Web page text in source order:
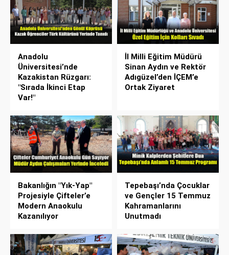
Anadolu
Üniversitesi’nde
Kazakistan Rüzgarı:
"Sırada İkinci Etap
Var!"
İl Milli Eğitim Müdürü
Sinan Aydın ve Rektör
Adıgüzel’den İÇEM’e
Ortak Ziyaret
Bakanlığın "Yık-Yap"
Projesiyle Çifteler’e
Modern Anaokulu
Kazanılıyor
Tepebaşı’nda Çocuklar
ve Gençler 15 Temmuz
Kahramanlarını
Unutmadı